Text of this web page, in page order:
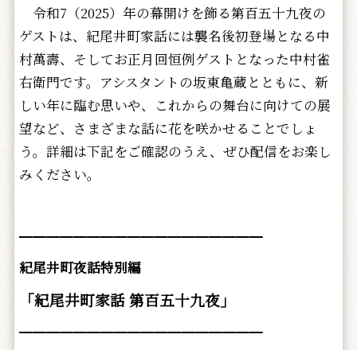
令和7（2025）年の幕開けを飾る第百五十九夜の
ゲストは、紀尾井町家話には襲名後初登場となる中
村萬壽、そしてお正月回恒例ゲストとなった中村雀
右衛門です。アシスタントの坂東亀蔵とともに、新
しい年に臨む思いや、これからの舞台に向けての展
望など、さまざまな話に花を咲かせることでしょ
う。詳細は下記をご確認のうえ、ぜひ配信をお楽し
みください。
━━━━━━━━━━━━━━━━━━
紀尾井町夜話特別編
「紀尾井町家話 第百五十九夜」
━━━━━━━━━━━━━━━━━━